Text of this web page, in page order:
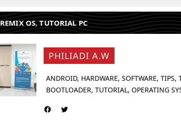
REMIX OS,TUTORIAL PC
PHILIADI A.W
ANDROID, HARDWARE, SOFTWARE,
BOOTLOADER, TUTORIAL, OPERATING